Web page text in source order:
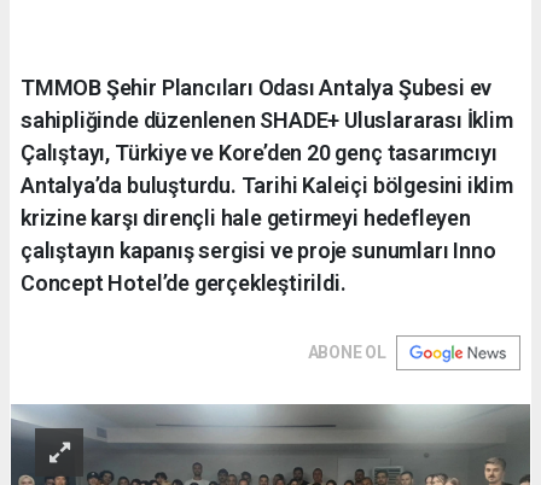
​TMMOB Şehir Plancıları Odası Antalya Şubesi ev
sahipliğinde düzenlenen SHADE+ Uluslararası İklim
Çalıştayı, Türkiye ve Kore’den 20 genç tasarımcıyı
Antalya’da buluşturdu. Tarihi Kaleiçi bölgesini iklim
krizine karşı dirençli hale getirmeyi hedefleyen
çalıştayın kapanış sergisi ve proje sunumları Inno
Concept Hotel’de gerçekleştirildi.
ABONE OL